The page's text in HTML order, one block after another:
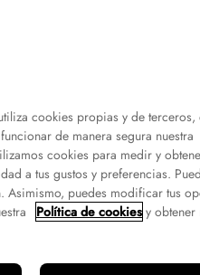
cookies propias y de terceros,
de manera segura nuestra
cookies para medir y
a tus gustos y preferencias.
puedes modificar tus
Política de cookies y obtener